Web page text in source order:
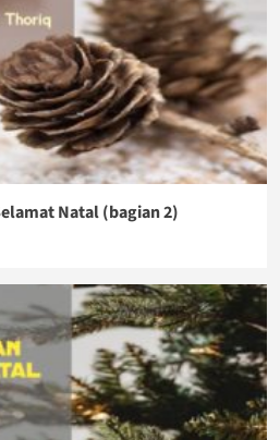
Natal (bagian 2)